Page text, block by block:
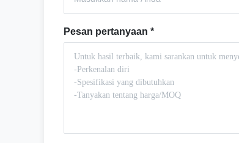
Pesan pertanyaan *